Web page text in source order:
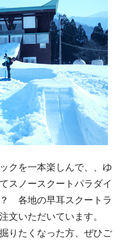
クを一本楽しんで、、ゆ
スノースクートパラダイ
各地の早耳スクートラ
文いただいています。
りたくなった方、ぜひご